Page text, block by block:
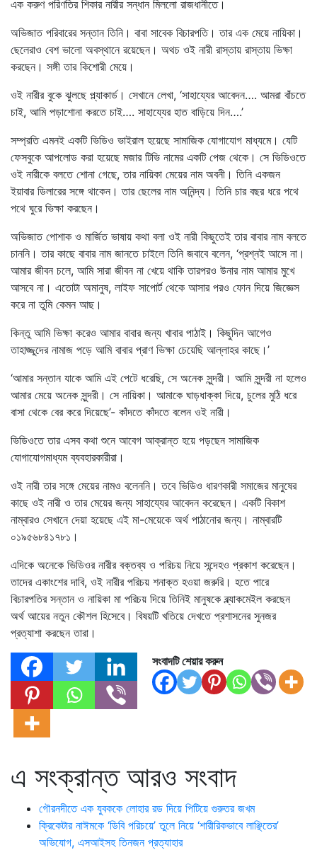
এক করুণ পরিণতির শিকার নারীর সন্ধান মিললো রাজধানীতে।
অভিজাত পরিবারের সন্তান তিনি। বাবা সাবেক বিচারপতি। তার এক মেয়ে নায়িকা।
ছেলেরাও বেশ ভালো অবস্থানে রয়েছেন। অথচ ওই নারী রাস্তায় রাস্তায় ভিক্ষা
করছেন। সঙ্গী তার কিশোরী মেয়ে।
ওই নারীর বুকে ঝুলছে প্ল্যাকার্ড। সেখানে লেখা, ‘সাহায্যের আবেদন…. আমরা বাঁচতে
চাই, আমি পড়াশোনা করতে চাই…. সাহায্যের হাত বাড়িয়ে দিন….’
সম্প্রতি এমনই একটি ভিডিও ভাইরাল হয়েছে সামাজিক যোগাযোগ মাধ্যমে। যেটি
ফেসবুকে আপলোড করা হয়েছে মজার টিভি নামের একটি পেজ থেকে। সে ভিডিওতে
ওই নারীকে বলতে শোনা গেছে, তার নায়িকা মেয়ের নাম অবনী। তিনি একজন
ইয়াবার ডিলারের সঙ্গে থাকেন। তার ছেলের নাম অনিন্দ্য। তিনি চার বছর ধরে পথে
পথে ঘুরে ভিক্ষা করছেন।
অভিজাত পোশাক ও মার্জিত ভাষায় কথা বলা ওই নারী কিছুতেই তার বাবার নাম বলতে
চাননি। তার কাছে বাবার নাম জানতে চাইলে তিনি জবাবে বলেন, ‘প্রশ্নই আসে না।
আমার জীবন চলে, আমি সারা জীবন না খেয়ে থাকি তারপরও উনার নাম আমার মুখে
আসবে না। এতোটা অমানুষ, লাইফ সাপোর্ট থেকে আসার পরও ফোন দিয়ে জিজ্ঞেস
করে না তুমি কেমন আছ।
কিন্তু আমি ভিক্ষা করেও আমার বাবার জন্য খাবার পাঠাই। কিছুদিন আগেও
তাহাজ্জুদের নামাজ পড়ে আমি বাবার প্রাণ ভিক্ষা চেয়েছি আল্লাহর কাছে।’
‘আমার সন্তান যাকে আমি এই পেটে ধরেছি, সে অনেক সুন্দরী। আমি সুন্দরী না হলেও
আমার মেয়ে অনেক সুন্দরী। সে নায়িকা। আমাকে ঘাড়ধাক্কা দিয়ে, চুলের মুঠি ধরে
বাসা থেকে বের করে দিয়েছে’- কাঁদতে কাঁদতে বলেন ওই নারী।
ভিডিওতে তার এসব কথা শুনে আবেগ আক্রান্ত হয়ে পড়ছেন সামাজিক
যোগাযোগমাধ্যম ব্যবহারকারীরা।
ওই নারী তার সঙ্গে মেয়ের নামও বলেননি। তবে ভিডিও ধারণকারী সমাজের মানুষের
কাছে ওই নারী ও তার মেয়ের জন্য সাহায্যের আবেদন করেছেন। একটি বিকাশ
নাম্বারও সেখানে দেয়া হয়েছে এই মা-মেয়েকে অর্থ পাঠানোর জন্য। নাম্বারটি
০১৯৫৬৮৪১৭৮১।
এদিকে অনেকে ভিডিওর নারীর বক্তব্য ও পরিচয় নিয়ে সন্দেহও প্রকাশ করেছেন।
তাদের একাংশের দাবি, ওই নারীর পরিচয় শনাক্ত হওয়া জরুরি। হতে পারে
বিচারপতির সন্তান ও নায়িকা মা পরিচয় দিয়ে তিনিই মানুষকে ব্ল্যাকমেইল করছেন
অর্থ আয়ের নতুন কৌশল হিসেবে। বিষয়টি খতিয়ে দেখতে প্রশাসনের সুনজর
প্রত্যাশা করছেন তারা।
সংবাদটি শেয়ার করুন
এ সংক্রান্ত আরও সংবাদ
গৌরনদীতে এক যুবককে লোহার রড দিয়ে পিটিয়ে গুরুতর জখম
ক্রিকেটার নাঈমকে ‘ডিবি পরিচয়ে’ তুলে নিয়ে ‘শারীরিকভাবে লাঞ্ছিতের’
অভিযোগ, এসআইসহ তিনজন প্রত্যাহার